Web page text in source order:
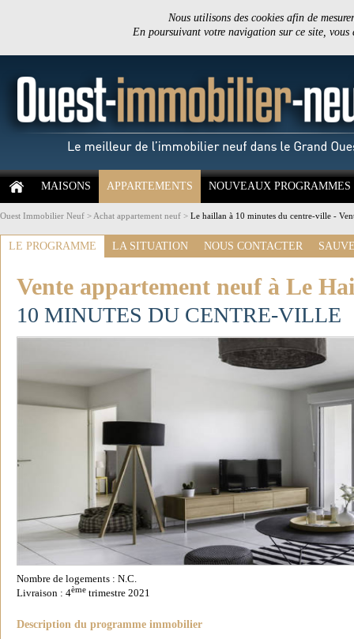
Nous utilisons des cookies afin de
En poursuivant votre navigation sur ce site,
MAISONS APPARTEMENTS NOUVEAUX PROGRAMMES
Ouest Immobilier Neuf > Achat appartement neuf > Le haillan à 10 minutes du centre-ville -
LE PROGRAMME LA SITUATION NOUS CONTACTER
Vente appartement neuf à Le
10 MINUTES DU CENTRE-VILLE
Nombre de logements : N.C.
Livraison : 4ème trimestre 2021
Description du programme immobilier